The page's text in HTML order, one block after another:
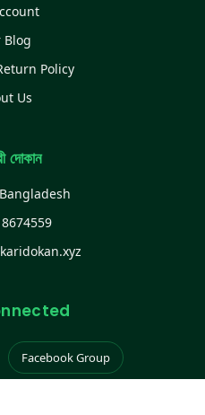
Blog
Policy
Us
দোকান
Facebook Group